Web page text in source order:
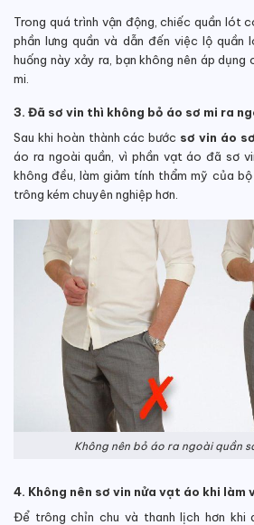
Trong quá trình vận động, chiếc quần lót
phần lưng quần và dẫn đến việc lộ quần
huống này xảy ra, bạn không nên áp dụng
mi.
3. Đã sơ vin thì không bỏ áo sơ mi ra
Sau khi hoàn thành các bước sơ vin áo
áo ra ngoài quần, vì phần vạt áo đã sơ
không đều, làm giảm tính thẩm mỹ của
trông kém chuyên nghiệp hơn.
Không nên bỏ áo ra ngoài quần
4. Không nên sơ vin nửa vạt áo khi làm
Để trông chỉn chu và thanh lịch hơn khi